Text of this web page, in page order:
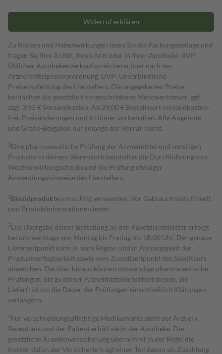
Widerruf erklären
Zu Risiken und Nebenwirkungen lesen Sie die Packungsbeilage und
fragen Sie Ihre Ärztin, Ihren Arzt oder in Ihrer Apotheke. AVP:
Üblicher Apothekenverkaufspreis berechnet nach der
Arzneimittelpreisverordnung. UVP: Unverbindliche
Preisempfehlung des Herstellers. Die angegebenen Preise
beinhalten die gesetzlich vorgeschriebene Mehrwertsteuer, ggf.
zzgl. 3,95 € Versandkosten. Ab 29,00 € Bestell­wert versand­kosten­
frei. Preisänderungen und Irrtümer vorbehalten. Alle Angebote
und Gratis-Beigaben nur solange der Vorrat reicht.
1 Eine pharmazeutische Prüfung der Arzneimittel und sonstigen
Produkte in deinem Warenkorb beinhaltet die Durchführung von
Wechselwirkungschecks und die Prüfung etwaiger
Anwendungshinweise des Herstellers.
2Biozidproduktevorsichtig verwenden. Vor Gebrauch stets Etikett
und Produktinformationen lesen.
3Die Übergabe deiner Bestellung an den Paketdienstleister erfolgt
bei uns werktags von Montag bis Freitag bis 18:00 Uhr. Der genaue
Lieferzeitpunkt kann je nach Region und in Abhängigkeit der
Produktverfügbarkeit sowie vom Zustellzeitpunkt des Spediteurs
abweichen. Darüber hinaus können notwendige pharmazeutische
Prüfungen, die zu deiner Arzneimittelsicherheit dienen, die
Lieferfrist um die Dauer der Prüfungen einschließlich Klärungen
verlängern.
4Für verschreibungspflichtige Medikamente stellt der Arzt ein
Rezept aus und der Patient erhält sie in der Apotheke. Die
gesetzliche Krankenversicherung übernimmt in der Regel die
Kosten dafür, der Versicherte trägt einen Teil davon als Zuzahlung